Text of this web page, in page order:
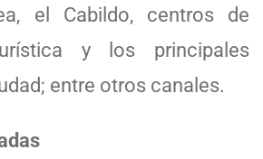
el Cabildo, centros de
y los principales
entre otros canales.